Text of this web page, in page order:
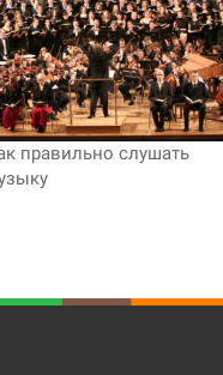
правильно слушать